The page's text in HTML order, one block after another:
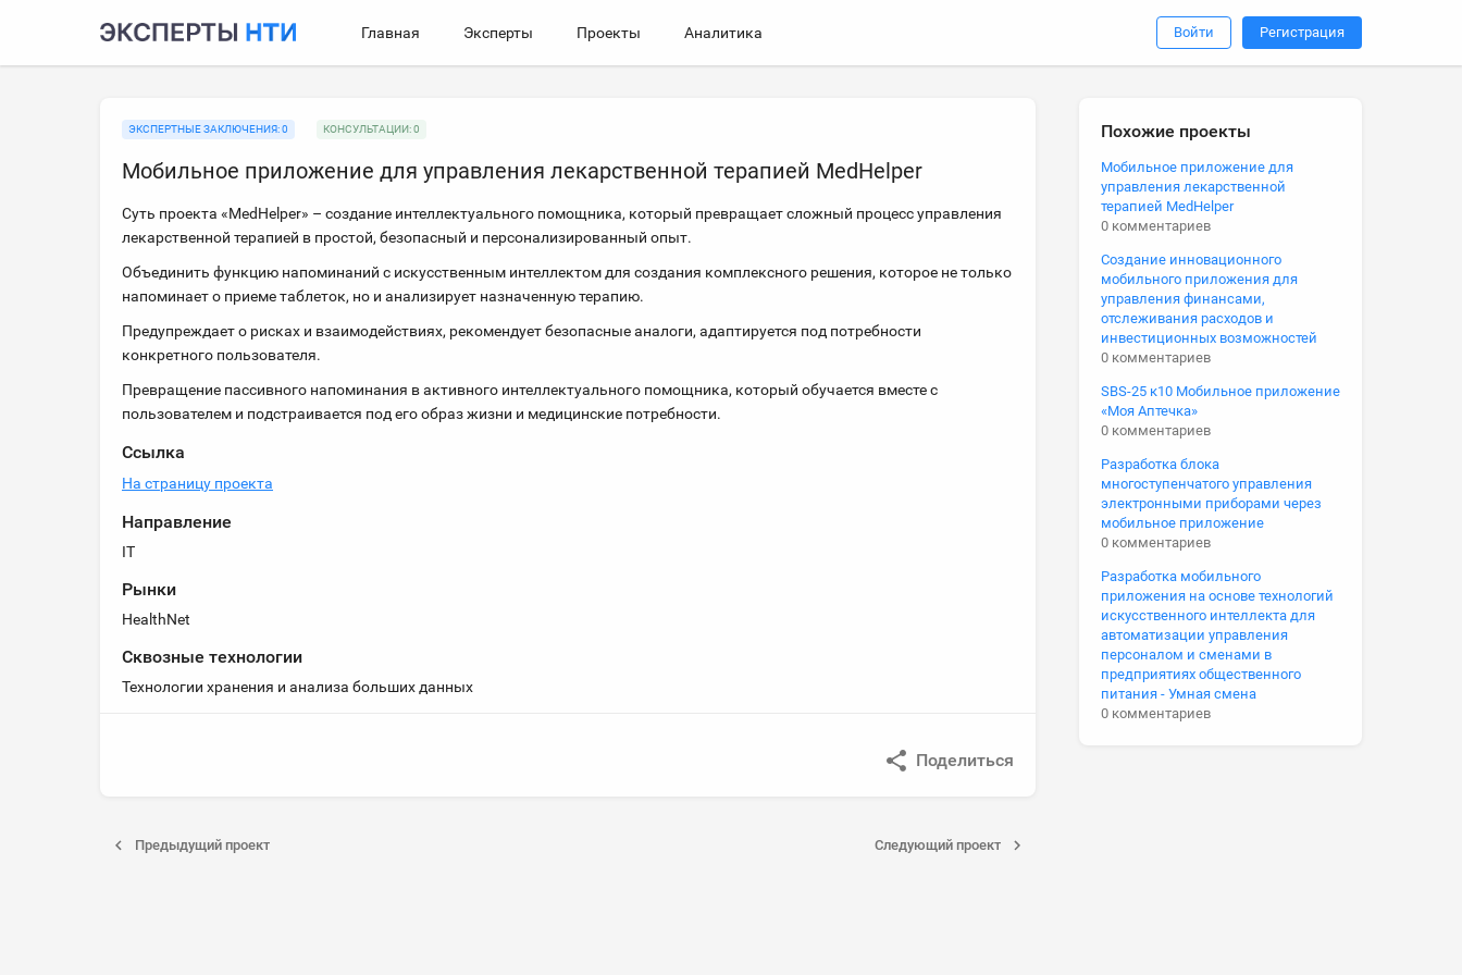
Главная Эксперты Проекты Аналитика Войти Регистрация
ЭКСПЕРТНЫЕ ЗАКЛЮЧЕНИЯ: 0 КОНСУЛЬТАЦИИ: 0
Мобильное приложение для управления лекарственной терапией MedHelper
Суть проекта «MedHelper» – создание интеллектуального помощника, который превращает сложный процесс управления
лекарственной терапией в простой, безопасный и персонализированный опыт.
Объединить функцию напоминаний с искусственным интеллектом для создания комплексного решения, которое не только
напоминает о приеме таблеток, но и анализирует назначенную терапию.
Предупреждает о рисках и взаимодействиях, рекомендует безопасные аналоги, адаптируется под потребности
конкретного пользователя.
Превращение пассивного напоминания в активного интеллектуального помощника, который обучается вместе с
пользователем и подстраивается под его образ жизни и медицинские потребности.
Ссылка
На страницу проекта
Направление
IT
Рынки
HealthNet
Сквозные технологии
Технологии хранения и анализа больших данных
Поделиться
Предыдущий проект Следующий проект
Похожие проекты
Мобильное приложение для
управления лекарственной
терапией MedHelper
0 комментариев
Создание инновационного
мобильного приложения для
управления финансами,
отслеживания расходов и
инвестиционных возможностей
0 комментариев
SBS-25 к10 Мобильное приложение
«Моя Аптечка»
0 комментариев
Разработка блока
многоступенчатого управления
электронными приборами через
мобильное приложение
0 комментариев
Разработка мобильного
приложения на основе технологий
искусственного интеллекта для
автоматизации управления
персоналом и сменами в
предприятиях общественного
питания - Умная смена
0 комментариев